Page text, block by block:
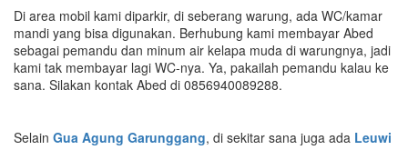
Di area mobil kami diparkir, di seberang warung, ada WC/kamar
mandi yang bisa digunakan. Berhubung kami membayar Abed
sebagai pemandu dan minum air kelapa muda di warungnya, jadi
kami tak membayar lagi WC-nya. Ya, pakailah pemandu kalau ke
sana. Silakan kontak Abed di 0856940089288.
Selain Gua Agung Garunggang, di sekitar sana juga ada Leuwi